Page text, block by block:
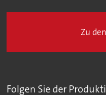
Zu
Folgen Sie der